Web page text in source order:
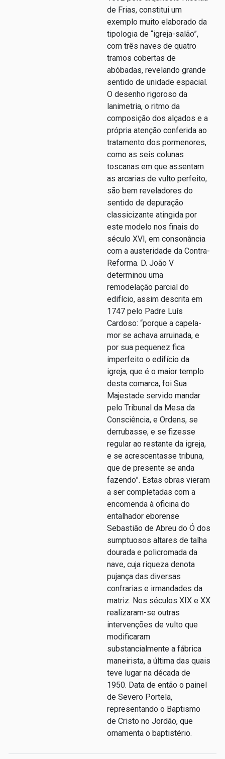
de Frias, constitui um
exemplo muito elaborado da
tipologia de “igreja-salão”,
com três naves de quatro
tramos cobertas de
abóbadas, revelando grande
sentido de unidade espacial.
O desenho rigoroso da
lanimetria, o ritmo da
composição dos alçados e a
própria atenção conferida ao
tratamento dos pormenores,
como as seis colunas
toscanas em que assentam
as arcarias de vulto perfeito,
são bem reveladores do
sentido de depuração
classicizante atingida por
este modelo nos finais do
século XVI, em consonância
com a austeridade da Contra-
Reforma. D. João V
determinou uma
remodelação parcial do
edifício, assim descrita em
1747 pelo Padre Luís
Cardoso: “porque a capela-
mor se achava arruinada, e
por sua pequenez fica
imperfeito o edifício da
igreja, que é o maior templo
desta comarca, foi Sua
Majestade servido mandar
pelo Tribunal da Mesa da
Consciência, e Ordens, se
derrubasse, e se fizesse
regular ao restante da igreja,
e se acrescentasse tribuna,
que de presente se anda
fazendo”. Estas obras vieram
a ser completadas com a
encomenda à oficina do
entalhador eborense
Sebastião de Abreu do Ó dos
sumptuosos altares de talha
dourada e policromada da
nave, cuja riqueza denota
pujança das diversas
confrarias e irmandades da
matriz. Nos séculos XIX e XX
realizaram-se outras
intervenções de vulto que
modificaram
substancialmente a fábrica
maneirista, a última das quais
teve lugar na década de
1950. Data de então o painel
de Severo Portela,
representando o Baptismo
de Cristo no Jordão, que
ornamenta o baptistério.